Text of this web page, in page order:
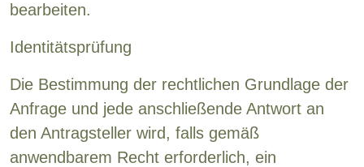
bearbeiten.
Identitätsprüfung
Die Bestimmung der rechtlichen Grundlage der
Anfrage und jede anschließende Antwort an
den Antragsteller wird, falls gemäß
anwendbarem Recht erforderlich, ein